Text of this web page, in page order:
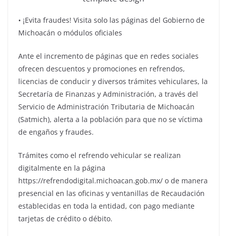
•⁠ ⁠¡Evita fraudes! Visita solo las páginas del Gobierno de
Michoacán o módulos oficiales
Ante el incremento de páginas que en redes sociales
ofrecen descuentos y promociones en refrendos,
licencias de conducir y diversos trámites vehiculares, la
Secretaría de Finanzas y Administración, a través del
Servicio de Administración Tributaria de Michoacán
(Satmich), alerta a la población para que no se víctima
de engaños y fraudes.
Trámites como el refrendo vehicular se realizan
digitalmente en la página
https://refrendodigital.michoacan.gob.mx/ o de manera
presencial en las oficinas y ventanillas de Recaudación
establecidas en toda la entidad, con pago mediante
tarjetas de crédito o débito.